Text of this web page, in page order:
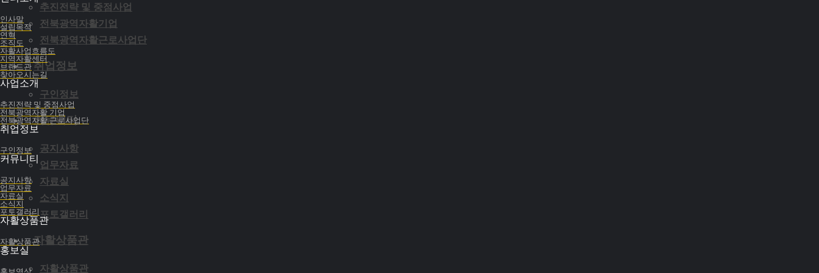
추진전략 및 중점사업
전북광역자활기업
전북광역자활근로사업단
취업정보
구인정보
커뮤니티
공지사항
업무자료
자료실
소식지
포토갤러리
자활상품관
자활상품관
인사말
설립목적
연혁
조직도
자활사업흐름도
지역자활센터
브랜드관
찾아오시는길
사업소개
추진전략 및 중점사업
전북광역자활 기업
전북광역자활 근로사업단
취업정보
구인정보
커뮤니티
공지사항
업무자료
자료실
소식지
포토갤러리
자활상품관
자활상품관
홍보실
※ 전북광역자활센터의 개인정보파일 등록사항은 개인정보보호위원회 개인정보보호 포털 (www.privacy.go.kr) → 민원마당 → 개인정보 열람등 요구 → 개인정보파일 목록검색 메뉴에서 기
관명에 ‘전북광역자활센터’로 입력하여도 조회가 가능합니다.
2. 개인정보의 처리 및 보유기간
① 전북광역자활센터는 법령에 따른 개인정보 보유·이용기간 또는 정보주체로부터 개인정보를 수집 시에 동의받은 개인정보 보유·이용기간 내에서 개인정보를 처리·보유합니다. 다만, 법률에
의해 고객의 개인정보를 보존해야할 필요가 있는 경우에는 해당 법률의 규정을 따릅니다.
② 전북광역자활센터가 개인정보 보호법 제32조에 따라 등록·공개하는 개인정보파일의 보유기간은 다음과 같습니다.
3. 개인정보파일 등록 현황 및 처리하는 개인정보 항목